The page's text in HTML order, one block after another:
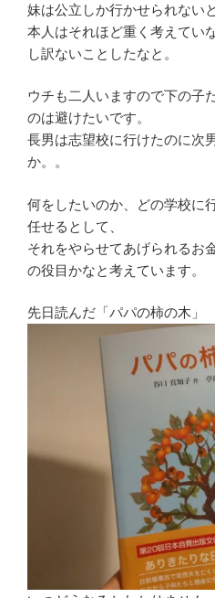
妹は公立しか行かせられない
本人はそれほど重く考えてい
し訳ないことしたなと。
ウチも二人いますので下の子
のは避けたいです。
長男は志望校に行けたのに次
か。。
何をしたいのか、どの学校に
任せるとして、
それをやらせてあげられるお
の役目かなと考えています。
先日読んだ「パパの柿の木」